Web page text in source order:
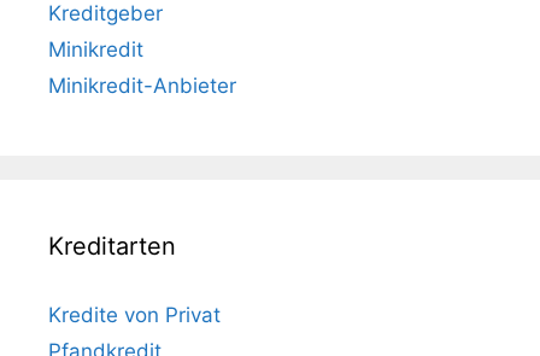
Kreditgeber
Minikredit
Minikredit-Anbieter
Kreditarten
Kredite von Privat
Pfandkredit